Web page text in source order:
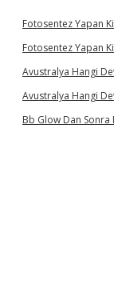
Fotosentez Yapan
Fotosentez Yapan
Avustralya Hangi
Avustralya Hangi
Bb Glow Dan